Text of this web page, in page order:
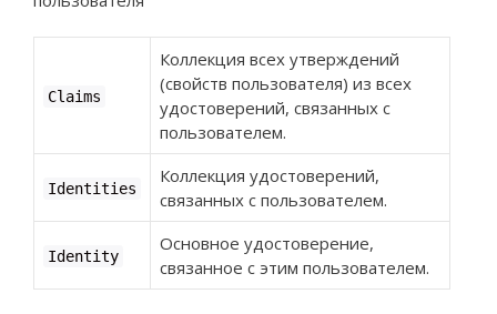
Claims
Коллекция всех утверждений
(свойств пользователя) из всех
удостоверений, связанных с
пользователем.
Identities
Коллекция удостоверений,
связанных с пользователем.
Identity
Основное удостоверение,
связанное с этим пользователем.